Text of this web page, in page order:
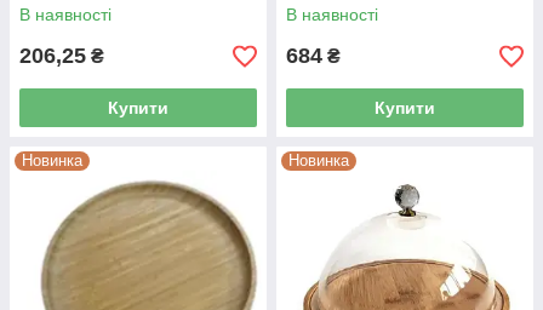
В наявності
206,25 ₴
Купити
Helios 7260/7261
В наявності
684 ₴
Купити
Новинка Новинка